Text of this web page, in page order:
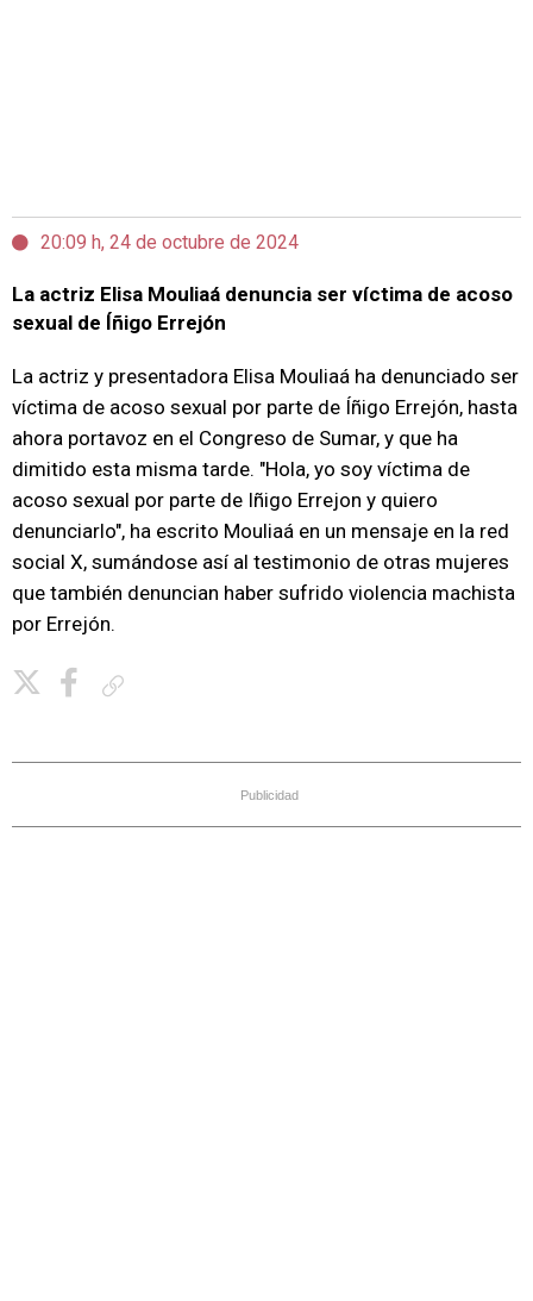
20:09 h, 24 de octubre de 2024
La actriz Elisa Mouliaá denuncia ser víctima de acoso
sexual de Íñigo Errejón
La actriz y presentadora Elisa Mouliaá ha denunciado ser
víctima de acoso sexual por parte de Íñigo Errejón, hasta
ahora portavoz en el Congreso de Sumar, y que ha
dimitido esta misma tarde. "Hola, yo soy víctima de
acoso sexual por parte de Iñigo Errejon y quiero
denunciarlo", ha escrito Mouliaá en un mensaje en la red
social X, sumándose así al testimonio de otras mujeres
que también denuncian haber sufrido violencia machista
por Errejón.
Publicidad